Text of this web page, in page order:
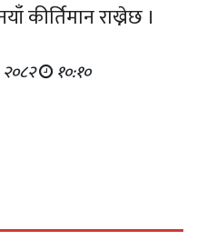
कीर्तिमान राख्नेछ ।
२०८२ १०:१०